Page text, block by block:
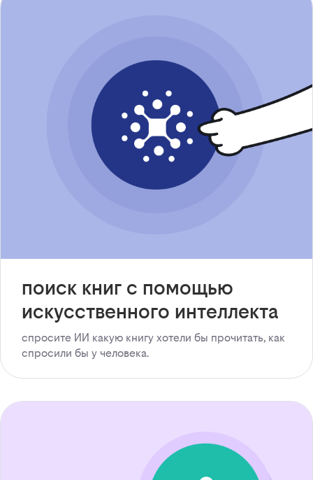
поиск книг с помощью
искусственного интеллекта
спросите ИИ какую книгу хотели бы прочитать, как
спросили бы у человека.